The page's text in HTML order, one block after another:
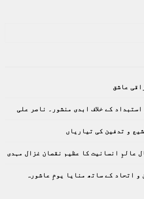
عاشق
کے خلاف ابدی منشور۔ ناصر علی
و تدفین کی تیاریاں
عالمِ انسانیت کا عظیم نقصان غزال مہدی
و اتحاد کے ساتھ منایا یومِ عاشورہ